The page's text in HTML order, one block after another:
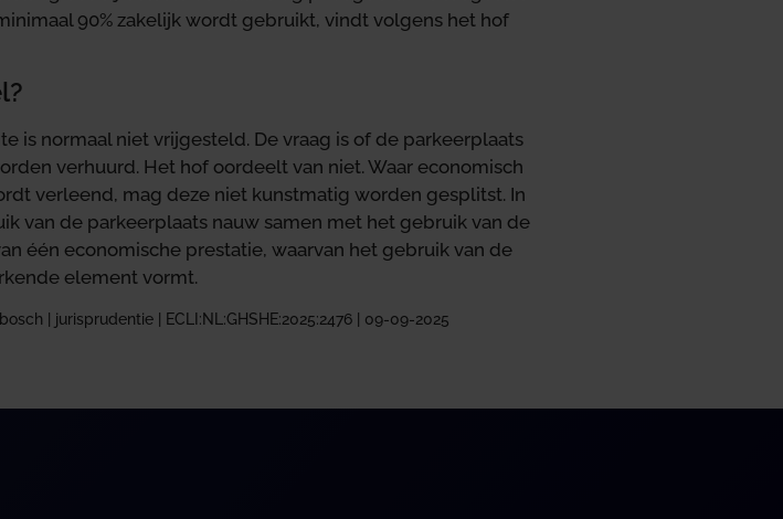
90% zakelijk wordt gebruikt, vindt volgens het hof
is normaal niet vrijgesteld. De vraag is of de parkeerplaats
verhuurd. Het hof oordeelt van niet. Waar economisch
verleend, mag deze niet kunstmatig worden gesplitst. In
van de parkeerplaats nauw samen met het gebruik van de
één economische prestatie, waarvan het gebruik van de
element vormt.
| jurisprudentie | ECLI:NL:GHSHE:2025:2476 | 09-09-2025